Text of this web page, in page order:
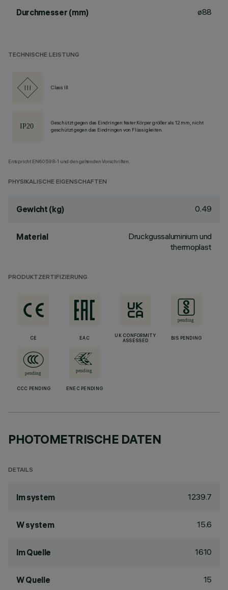
Durchmesser (mm) ø88
TECHNISCHE LEISTUNG
Class III
Geschützt gegen das Eindringen fester Körper größer als 12 mm, nicht
geschützt gegen das Eindringen von Flüssigkeiten.
Entspricht EN60598-1 und den geltenden Vorschriften.
PHYSIKALISCHE EIGENSCHAFTEN
Gewicht (kg) 0.49
Material
Druckgussaluminium und
thermoplast
PRODUKTZERTIFIZIERUNG
CE EAC
UK CONFORMITY
ASSESSED
BIS PENDING
CCC PENDING ENEC PENDING
PHOTOMETRISCHE DATEN
DETAILS
lm system 1239.7
W system 15.6
lm Quelle 1610
W Quelle 15